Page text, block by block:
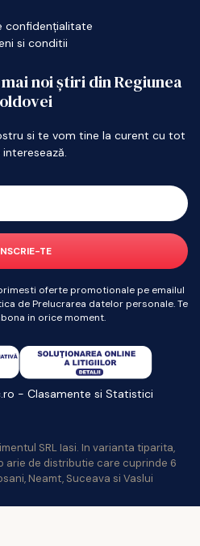
confidențialitate
si conditii
noi știri din Regiunea
si te vom tine la curent cu tot
TE
oferte promotionale pe emailul
de Prelucrarea datelor personale. Te
in orice moment.
SRL Iasi. In varianta tiparita,
arie de distributie care cuprinde 6
Neamt, Suceava si Vaslui